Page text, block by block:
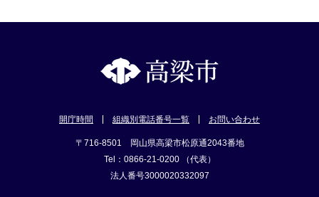
開庁時間 組織別電話番号一覧 お問い合わせ
〒716-8501 岡山県高梁市松原通2043番地
Tel：0866-21-0200 （代表）
法人番号3000020332097